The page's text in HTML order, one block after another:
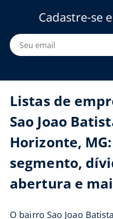
Cadastre-se e
Listas de
Sao Joao
Horizonte,
segmento,
abertura e
O bairro Sao Joao